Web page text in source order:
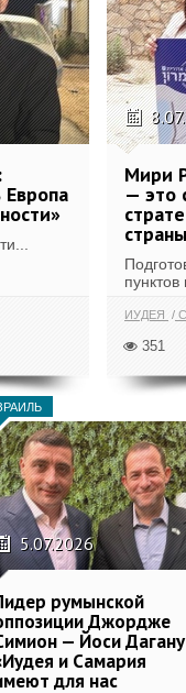
Европа
Мири
— это
ИУДЕЯ
351
5.07.2026
румынской
Джордже
— Йоси
и Самария
для нас